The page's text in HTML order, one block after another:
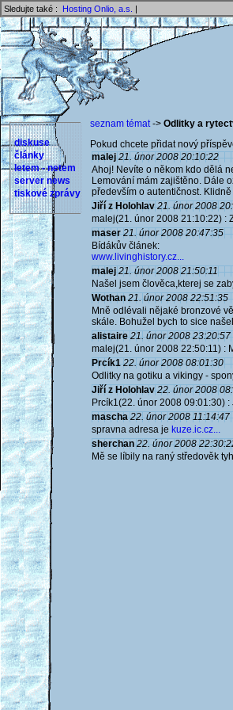
Sledujte také : Hosting Onlio, a.s. |
diskuse
články
letem - netem
server news
tiskové zprávy
seznam témat-> Odlitky a
Pokud chcete přidat nový
malej 21. únor 2008 20:10:22
Ahoj! Nevíte o někom kdo dělá
Lemování mám zajištěno. Dále
především o autentičnost.
Jiří z Holohlav 21. únor 2008
malej(21. únor 2008 21:10:22) :
maser 21. únor 2008 20:47:35
Bídákův článek:
www.livinghistory.cz...
malej 21. únor 2008 21:50:11
Našel jsem člověca,kterej se
Wothan 21. únor 2008 22:51:35
Mně odlévali nějaké bronzové
skále. Bohužel bych to sice
alistaire 21. únor 2008 23:20:57
malej(21. únor 2008 22:50:11) :
Prcík1 22. únor 2008 08:01:30
Odlitky na gotiku a vikingy -
Jiří z Holohlav 22. únor 2008
Prcík1(22. únor 2008 09:01:30)
mascha 22. únor 2008 11:14:47
spravna adresa je kuze.ic.cz...
sherchan 22. únor 2008
Mě se líbily na raný středověk